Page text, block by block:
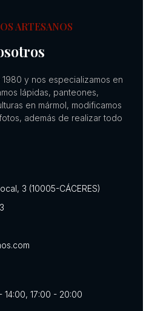
ARTESANOS
y nos especializamos en
lápidas, panteones,
en mármol, modificamos
además de realizar todo
3 (10005-CÁCERES)
17:00 - 20:00